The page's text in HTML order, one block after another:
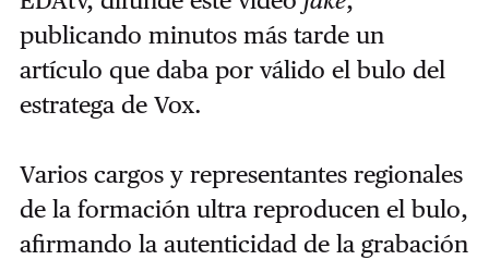
publicando minutos más tarde un
artículo que daba por válido el bulo del
estratega de Vox.
Varios cargos y representantes regionales
de la formación ultra reproducen el bulo,
afirmando la autenticidad de la grabación